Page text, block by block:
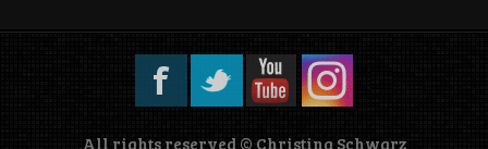
All rights reserved © Christina Schwarz